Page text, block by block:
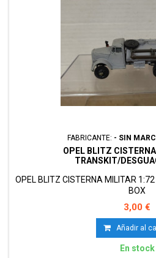
FABRICANTE: - SIN
OPEL BLITZ
TRANSKIT/
OPEL BLITZ CISTERNA MILITAR
BOX
3,00 €
Añadir al
En stock